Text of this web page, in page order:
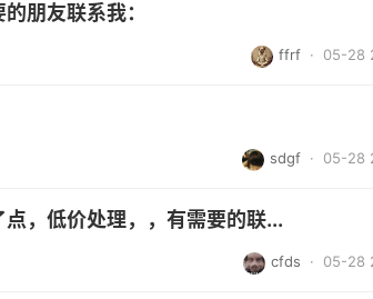
朋友联系我：
ffrf · 05-28
sdgf · 05-28
，低价处理，，有需要的联...
cfds · 05-28